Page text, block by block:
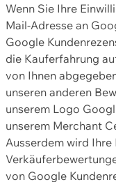
Wenn Sie Ihre
Mail-Adresse an
Google
die Kauferfahrung
von Ihnen
unseren anderen
unserem Logo
unserem Merchant
Ausserdem wird
von Google